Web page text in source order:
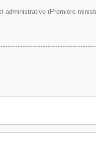
administrative (Première